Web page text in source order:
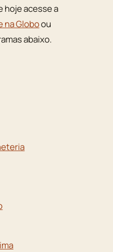
hoje acesse a
na Globoou
abaixo.